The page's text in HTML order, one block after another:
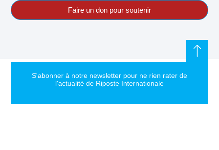
Faire un don pour soutenir
S'abonner à notre newsletter pour ne rien rater de
l'actualité de Riposte Internationale